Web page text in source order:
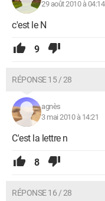
29 août 2010 à 04:14
c'est le N
9
RÉPONSE 15 / 28
agnès
3 mai 2010 à 14:21
C'est la lettre n
8
RÉPONSE 16 / 28